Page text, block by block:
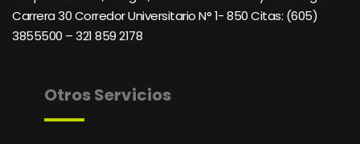
Carrera 30 Corredor Universitario N° 1- 850 Citas: (605)
3855500 – 321 859 2178
Otros Servicios